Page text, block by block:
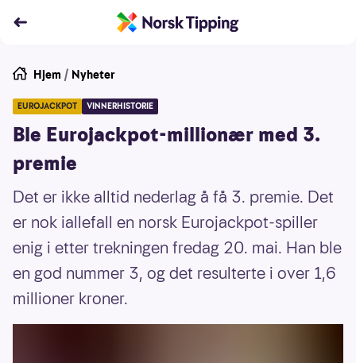
Hjem / Nyheter
EUROJACKPOT VINNERHISTORIE
Ble Eurojackpot-millionær med 3.
premie
Det er ikke alltid nederlag å få 3. premie. Det
er nok iallefall en norsk Eurojackpot-spiller
enig i etter trekningen fredag 20. mai. Han ble
en god nummer 3, og det resulterte i over 1,6
millioner kroner.